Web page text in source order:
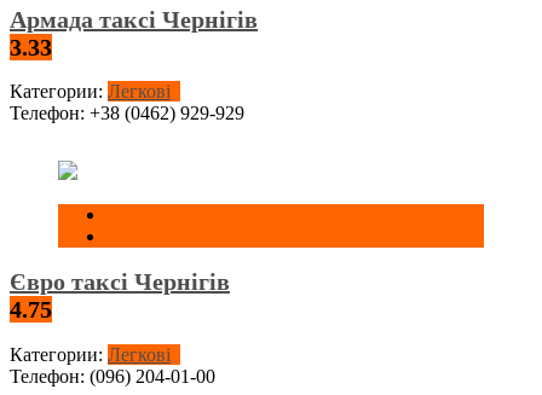
Армада таксі Чернігів
3.33
Категории: Легкові
Телефон: +38 (0462) 929-929
Євро таксі Чернігів
4.75
Категории: Легкові
Телефон: (096) 204-01-00